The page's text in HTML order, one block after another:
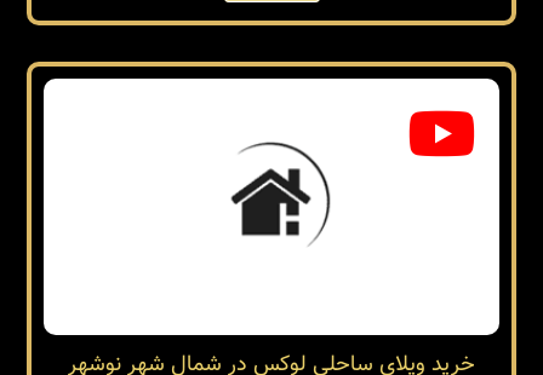
خرید ویلای ساحلی لوکس در شمال شهر نوشهر